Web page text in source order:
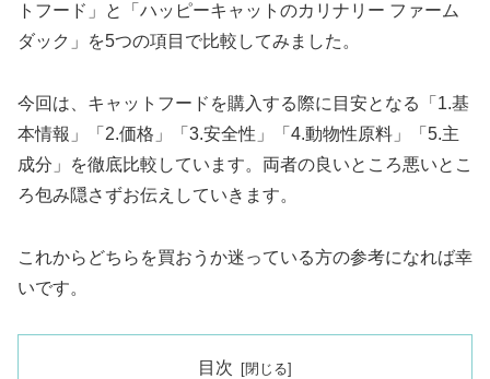
トフード」と「ハッピーキャットのカリナリー ファーム
ダック」を5つの項目で比較してみました。
今回は、キャットフードを購入する際に目安となる「1.基
本情報」「2.価格」「3.安全性」「4.動物性原料」「5.主
成分」を徹底比較しています。両者の良いところ悪いとこ
ろ包み隠さずお伝えしていきます。
これからどちらを買おうか迷っている方の参考になれば幸
いです。
目次